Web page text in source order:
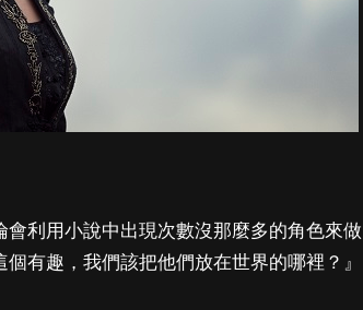
利用小說中出現次數沒那麼多的角色來做
有趣，我們該把他們放在世界的哪裡？』